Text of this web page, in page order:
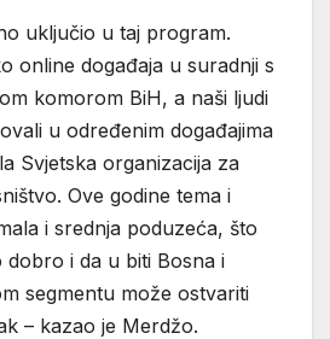
uključio u taj program.
online događaja u suradnji s
komorom BiH, a naši ljudi
u određenim događajima
Svjetska organizacija za
Ove godine tema i
i srednja poduzeća, što
dobro i da u biti Bosna i
segmentu može ostvariti
– kazao je Merdžo.